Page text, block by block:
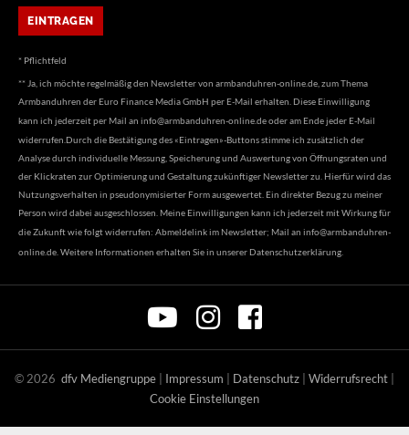
* Pflichtfeld
** Ja, ich möchte regelmäßig den Newsletter von armbanduhren-online.de, zum Thema
Armbanduhren der Euro Finance Media GmbH per E-Mail erhalten. Diese Einwilligung
kann ich jederzeit per Mail an info@armbanduhren-online.deoder am Ende jeder E-Mail
widerrufen.Durch die Bestätigung des «Eintragen»-Buttons stimme ich zusätzlich der
Analyse durch individuelle Messung, Speicherung und Auswertung von Öffnungsraten und
der Klickraten zur Optimierung und Gestaltung zukünftiger Newsletter zu. Hierfür wird das
Nutzungsverhalten in pseudonymisierter Form ausgewertet. Ein direkter Bezug zu meiner
Person wird dabei ausgeschlossen. Meine Einwilligungen kann ich jederzeit mit Wirkung für
die Zukunft wie folgt widerrufen: Abmeldelink im Newsletter; Mail an info@armbanduhren-
online.de . Weitere Informationen erhalten Sie in unserer Datenschutzerklärung
©2026 dfv Mediengruppe Impressum Datenschutz Widerrufsrecht
Cookie Einstellungen